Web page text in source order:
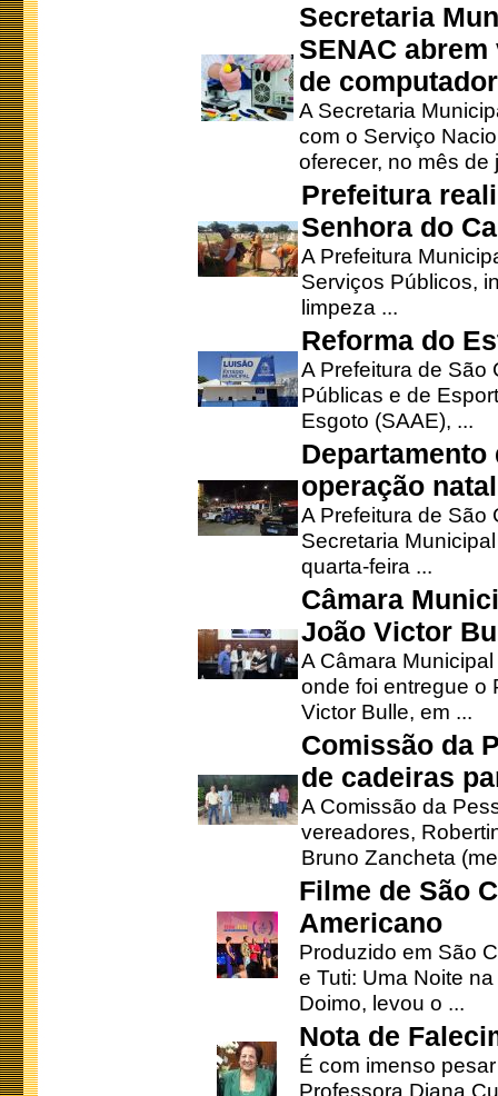
Secretaria
SENAC
de
A Secretaria
com o Serviço
oferecer, no mês de
Prefeitura
Senhora do
A Prefeitura
Serviços Públicos,
limpeza ...
Reforma do
A Prefeitura de São
Públicas e de
Esgoto (SAAE), ...
operação
A Prefeitura de São
Secretaria
quarta-feira ...
Câmara
João Victor
A Câmara
onde foi entregue o
Victor Bulle, em ...
Comissão da
de cadeiras
A Comissão da
vereadores,
Bruno Zancheta
Filme de São
Americano
Produzido em São
e Tuti: Uma Noite
Doimo, levou o ...
Nota de
É com imenso
Professora Diana